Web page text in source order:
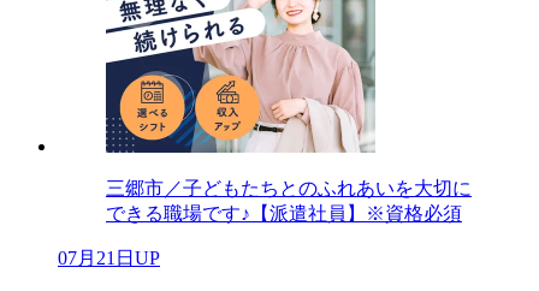
三郷市／子どもたちとのふれあいを大切に
できる職場です♪【派遣社員】※資格必須
07月21日UP